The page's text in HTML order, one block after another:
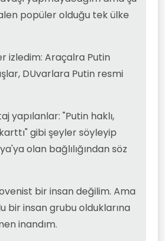
popüler olduğu tek ülke
izledim: Araçalra Putin
DUvarlara Putin resmi
yapılanlar: "Putin haklı,
gibi şeyler söyleyip
olan bağlılığından söz
bir insan değilim. Ama
bir insan grubu olduklarına
inandım.